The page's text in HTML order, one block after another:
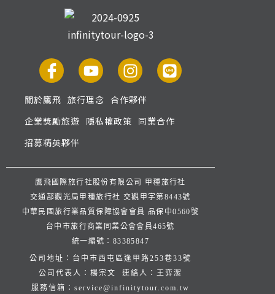
關於鷹飛 旅行理念 合作夥伴
企業獎勵旅遊 隱私權政策 同業合作
招募精英夥伴
鷹飛國際旅行社股份有限公司 甲種旅行社
交通部觀光局甲種旅行社 交觀甲字第8443號
中華民國旅行業品質保障協會會員 品保中0560號
台中市旅行商業同業公會會員465號
統一編號：83385847
公司地址：台中市西屯區逢甲路253巷33號
公司代表人：楊宗文 連絡人：王弈潔
服務信箱： service@infinitytour.com.tw